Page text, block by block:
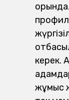
керек.
жұмыс